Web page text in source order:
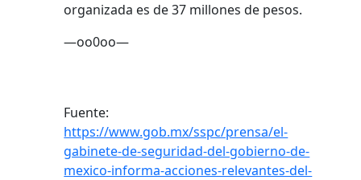
organizada es de 37 millones de pesos.
—oo0oo—
Fuente:
https://www.gob.mx/sspc/prensa/el-
gabinete-de-seguridad-del-gobierno-de-
mexico-informa-acciones-relevantes-del-